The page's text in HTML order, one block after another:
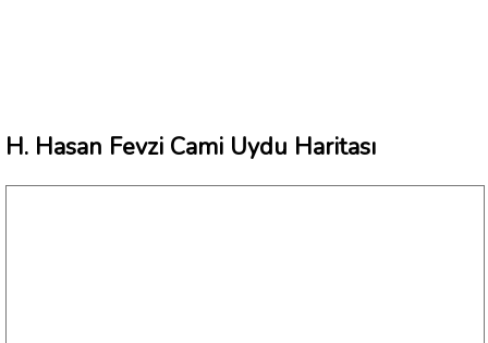
H. Hasan Fevzi Cami Uydu Haritası